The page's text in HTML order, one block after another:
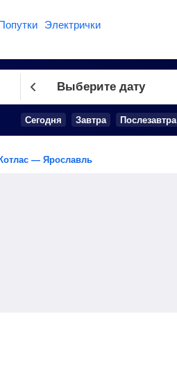
Электрички
Выберите дату
Сегодня Завтра Послезавтра
Котлас — Ярославль